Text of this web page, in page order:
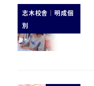
志木校舎｜明成個
別